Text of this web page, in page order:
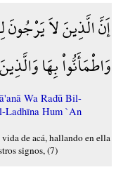
إَنَّ الَّذِينَ لاَ يَرْجُونَ
وَاطْمَأَنُّواْ بِهَا
Wa Rađū Bil-
Ladhīna Hum `An
de acá, hallando en ella
signos, (7)